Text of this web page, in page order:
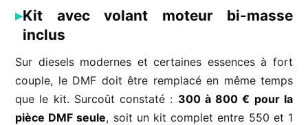
Kit avec volant moteur bi-masse
inclus
Sur diesels modernes et certaines essences à fort
couple, le DMF doit être remplacé en même temps
que le kit. Surcoût constaté : 300 à 800 € pour la
pièce DMF seule, soit un kit complet entre 550 et 1